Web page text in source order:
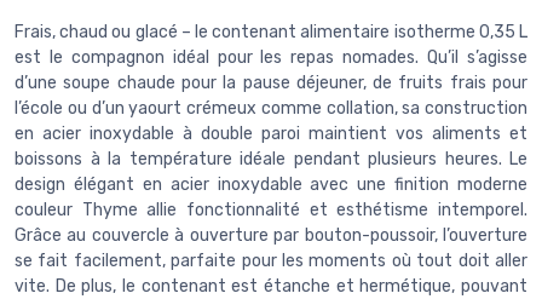
Frais, chaud ou glacé – le contenant alimentaire isotherme 0,35 L
est le compagnon idéal pour les repas nomades. Qu’il s’agisse
d’une soupe chaude pour la pause déjeuner, de fruits frais pour
l’école ou d’un yaourt crémeux comme collation, sa construction
en acier inoxydable à double paroi maintient vos aliments et
boissons à la température idéale pendant plusieurs heures. Le
design élégant en acier inoxydable avec une finition moderne
couleur Thyme allie fonctionnalité et esthétisme intemporel.
Grâce au couvercle à ouverture par bouton-poussoir, l’ouverture
se fait facilement, parfaite pour les moments où tout doit aller
vite. De plus, le contenant est étanche et hermétique, pouvant